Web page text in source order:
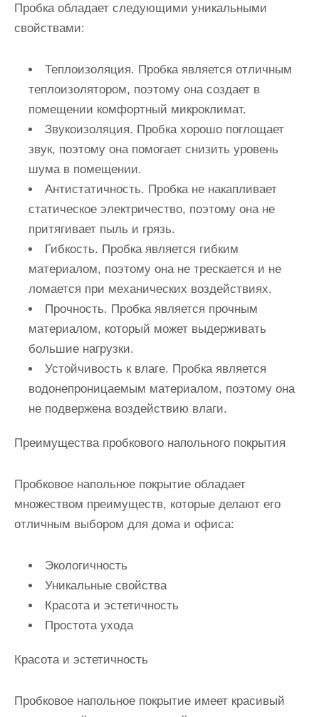
Пробка обладает следующими уникальными
свойствами:
Теплоизоляция. Пробка является отличным
теплоизолятором, поэтому она создает в
помещении комфортный микроклимат.
Звукоизоляция. Пробка хорошо поглощает
звук, поэтому она помогает снизить уровень
шума в помещении.
Антистатичность. Пробка не накапливает
статическое электричество, поэтому она не
притягивает пыль и грязь.
Гибкость. Пробка является гибким
материалом, поэтому она не трескается и не
ломается при механических воздействиях.
Прочность. Пробка является прочным
материалом, который может выдерживать
большие нагрузки.
Устойчивость к влаге. Пробка является
водонепроницаемым материалом, поэтому она
не подвержена воздействию влаги.
Преимущества пробкового напольного покрытия
Пробковое напольное покрытие обладает
множеством преимуществ, которые делают его
отличным выбором для дома и офиса:
Экологичность
Уникальные свойства
Красота и эстетичность
Простота ухода
Красота и эстетичность
Пробковое напольное покрытие имеет красивый